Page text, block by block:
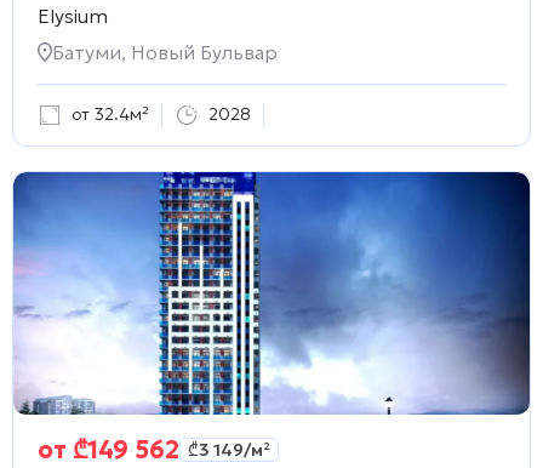
Elysium
Батуми, Новый Бульвар
от 32.4м² 2028
от ₾149 562 ₾3 149/м²